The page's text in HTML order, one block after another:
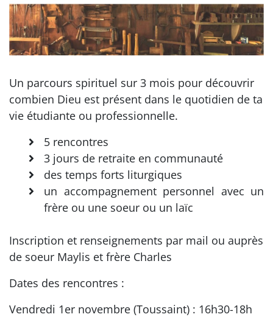
Un parcours spirituel sur 3 mois pour découvrir
combien Dieu est présent dans le quotidien de ta
vie étudiante ou professionnelle.
5 rencontres
3 jours de retraite en communauté
des temps forts liturgiques
un accompagnement personnel avec un
frère ou une soeur ou un laïc
Inscription et renseignements par mail ou auprès
de soeur Maylis et frère Charles
Dates des rencontres :
Vendredi 1er novembre (Toussaint) : 16h30-18h